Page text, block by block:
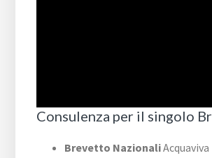
Consulenza per il singolo
Brevetto Nazionali